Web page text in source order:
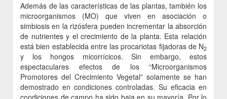
Además de las características de las plantas, también los
microorganismos (MO) que viven en asociación o
simbiosis en la rizósfera pueden incrementar la absorción
de nutrientes y el crecimiento de la planta. Esta relación
está bien establecida entre las procariotas fijadoras de N2
y los hongos micorrícicos. Sin embargo, estos
espectaculares efectos de los “Microorganismos
Promotores del Crecimiento Vegetal” solamente se han
demostrado en condiciones controladas. Su eficacia en